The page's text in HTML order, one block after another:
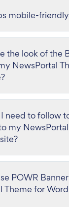
mobile-
the look of the
NewsPortal
need to follow
my
POWR
Theme for